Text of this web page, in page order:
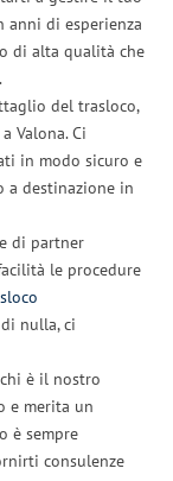
anni di esperienza
di alta qualità che
del trasloco,
Valona. Ci
in modo sicuro e
a destinazione in
di partner
le procedure
nulla, ci
è il nostro
e merita un
è sempre
consulenze